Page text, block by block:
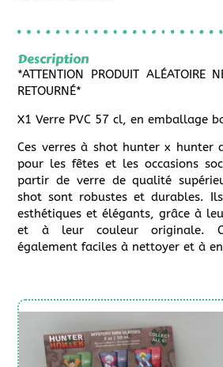
Description
*ATTENTION PRODUIT ALÉATOIRE
RETOURNÉ*
X1 Verre PVC 57 cl, en emballage
Ces verres à shot hunter x hunter
pour les fêtes et les occasions
partir de verre de qualité
shot sont robustes et durables.
esthétiques et élégants, grâce à
et à leur couleur originale.
également faciles à nettoyer et à